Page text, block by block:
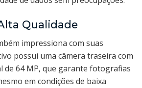
Qualidade
impressiona com suas
possui uma câmera traseira com
de 64 MP, que garante fotografias
em condições de baixa